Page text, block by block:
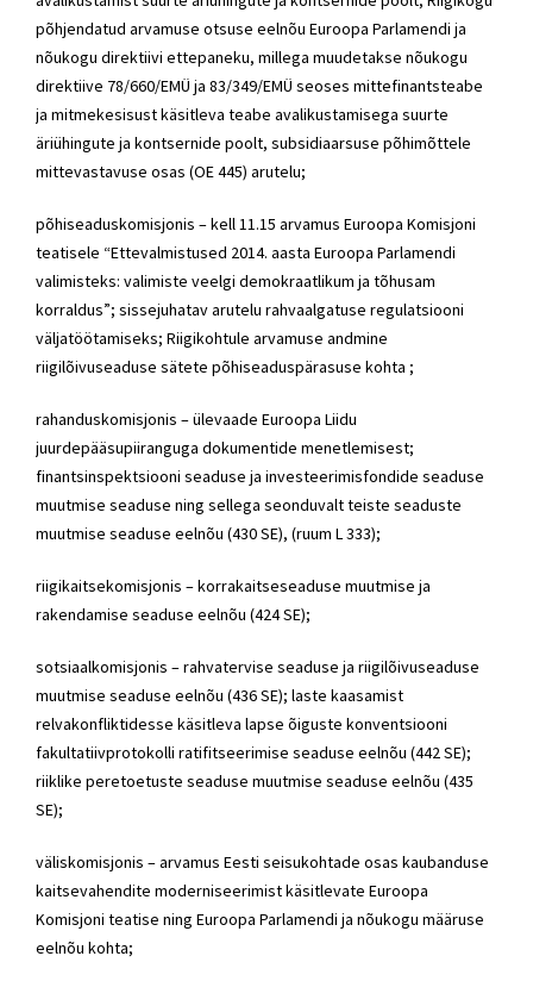
põhjendatud arvamuse otsuse eelnõu Euroopa Parlamendi ja
nõukogu direktiivi ettepaneku, millega muudetakse nõukogu
direktiive 78/660/EMÜ ja 83/349/EMÜ seoses mittefinantsteabe
ja mitmekesisust käsitleva teabe avalikustamisega suurte
äriühingute ja kontsernide poolt, subsidiaarsuse põhimõttele
mittevastavuse osas (OE 445) arutelu;
põhiseaduskomisjonis – kell 11.15 arvamus Euroopa Komisjoni
teatisele “Ettevalmistused 2014. aasta Euroopa Parlamendi
valimisteks: valimiste veelgi demokraatlikum ja tõhusam
korraldus”; sissejuhatav arutelu rahvaalgatuse regulatsiooni
väljatöötamiseks; Riigikohtule arvamuse andmine
riigilõivuseaduse sätete põhiseaduspärasuse kohta ;
rahanduskomisjonis – ülevaade Euroopa Liidu
juurdepääsupiiranguga dokumentide menetlemisest;
finantsinspektsiooni seaduse ja investeerimisfondide seaduse
muutmise seaduse ning sellega seonduvalt teiste seaduste
muutmise seaduse eelnõu (430 SE), (ruum L 333);
riigikaitsekomisjonis – korrakaitseseaduse muutmise ja
rakendamise seaduse eelnõu (424 SE);
sotsiaalkomisjonis – rahvatervise seaduse ja riigilõivuseaduse
muutmise seaduse eelnõu (436 SE); laste kaasamist
relvakonfliktidesse käsitleva lapse õiguste konventsiooni
fakultatiivprotokolli ratifitseerimise seaduse eelnõu (442 SE);
riiklike peretoetuste seaduse muutmise seaduse eelnõu (435
SE);
väliskomisjonis – arvamus Eesti seisukohtade osas kaubanduse
kaitsevahendite moderniseerimist käsitlevate Euroopa
Komisjoni teatise ning Euroopa Parlamendi ja nõukogu määruse
eelnõu kohta;